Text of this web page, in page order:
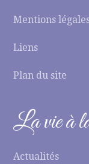
Mentions
Liens
Plan du site
La vie à
Actualités